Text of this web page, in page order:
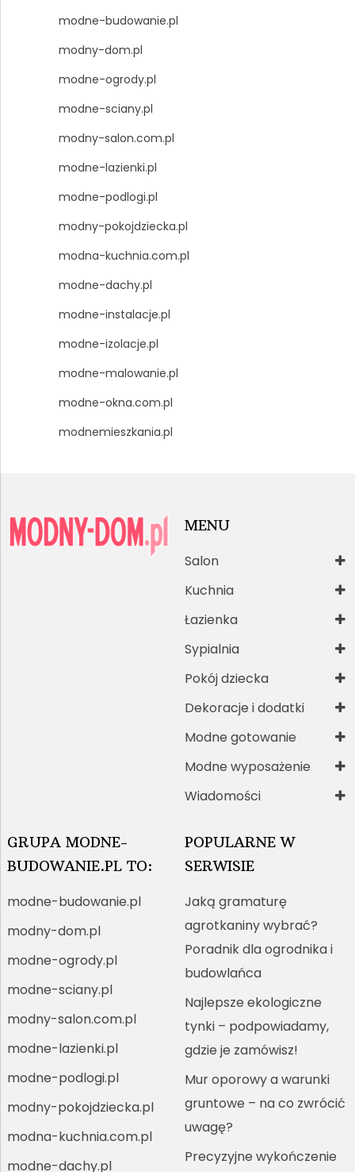
modne-budowanie.pl
modny-dom.pl
modne-ogrody.pl
modne-sciany.pl
modny-salon.com.pl
modne-lazienki.pl
modne-podlogi.pl
modny-pokojdziecka.pl
modna-kuchnia.com.pl
modne-dachy.pl
modne-instalacje.pl
modne-izolacje.pl
modne-malowanie.pl
modne-okna.com.pl
modnemieszkania.pl
MENU
Salon
Kuchnia
Łazienka
Sypialnia
Pokój dziecka
Dekoracje i dodatki
Modne gotowanie
Modne wyposażenie
Wiadomości
GRUPA MODNE-
BUDOWANIE.PL TO:
modne-budowanie.pl
modny-dom.pl
modne-ogrody.pl
modne-sciany.pl
modny-salon.com.pl
modne-lazienki.pl
modne-podlogi.pl
modny-pokojdziecka.pl
modna-kuchnia.com.pl
modne-dachy.pl
POPULARNE W
SERWISIE
Jaką gramaturę
agrotkaniny wybrać?
Poradnik dla ogrodnika i
budowlańca
Najlepsze ekologiczne
tynki – podpowiadamy,
gdzie je zamówisz!
Mur oporowy a warunki
gruntowe – na co zwrócić
uwagę?
Precyzyjne wykończenie